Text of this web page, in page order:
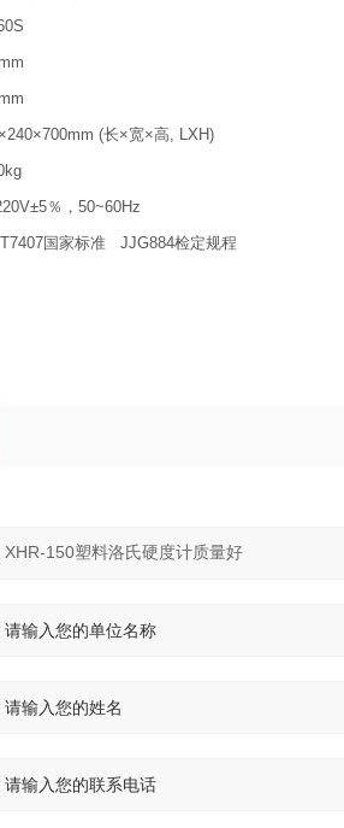
(长×宽×高, LXH)
％，50~60Hz
国家标准 JJG884检定规程